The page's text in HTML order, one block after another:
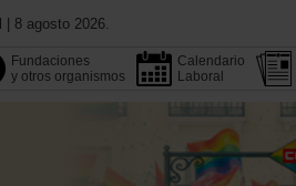
| 8 agosto 2026.
Fundaciones
y otros organismos
Calendario
Laboral